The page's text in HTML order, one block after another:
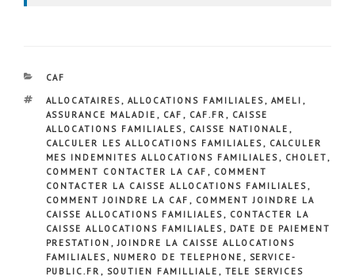
CATÉGORIES
CAF
ÉTIQUETTES
ALLOCATAIRES, ALLOCATIONS FAMILIALES, AMELI ,
ASSURANCE MALADIE , CAF , CAF.FR , CAISSE
ALLOCATIONS FAMILIALES, CAISSE NATIONALE ,
CALCULER LES ALLOCATIONS FAMILIALES, CALCULER
MES INDEMNITES ALLOCATIONS FAMILIALES, CHOLET,
COMMENT CONTACTER LA CAF , COMMENT
CONTACTER LA CAISSE ALLOCATIONS FAMILIALES,
COMMENT JOINDRE LA CAF , COMMENT JOINDRE LA
CAISSE ALLOCATIONS FAMILIALES, CONTACTER LA
CAISSE ALLOCATIONS FAMILIALES, DATE DE PAIEMENT
PRESTATION ,JOINDRE LA CAISSE ALLOCATIONS
FAMILIALES, NUMERO DE TELEPHONE , SERVICE-
PUBLIC.FR , SOUTIEN FAMILLIALE , TELE SERVICES